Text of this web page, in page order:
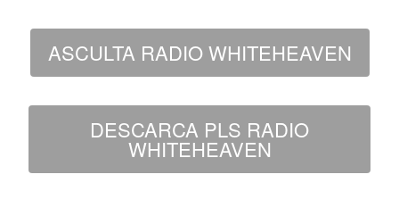
ASCULTA RADIO WHITEHEAVEN
DESCARCA PLS RADIO
WHITEHEAVEN